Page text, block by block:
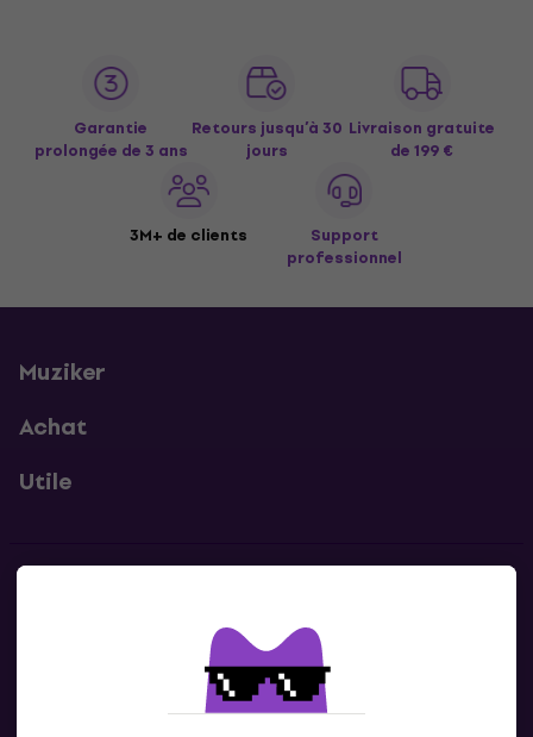
Garantie
prolongée de 3 ans
Retours jusqu’à 30
jours
Livraison gratuite
de 199 €
3M+ de clients
Support
professionnel
Muziker
Achat
Utile
Contacte nous